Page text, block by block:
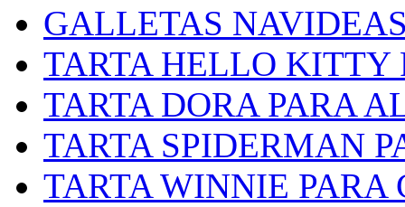
GALLETAS
TARTA HELLO KITTY
TARTA DORA PARA
TARTA SPIDERMAN
TARTA WINNIE